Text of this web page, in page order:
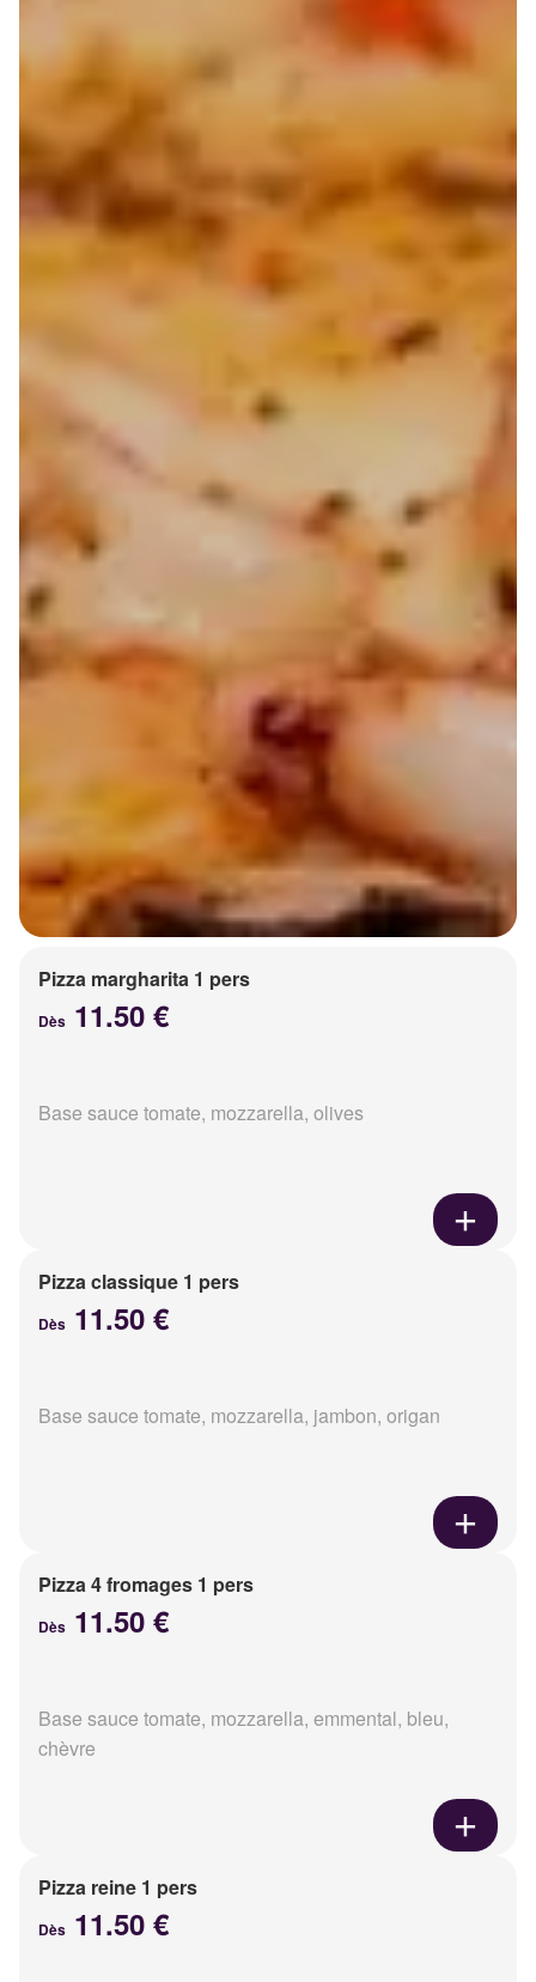
Pizza margharita 1 pers
Dès 11.50 €
Base sauce tomate, mozzarella, olives
Pizza classique 1 pers
Dès 11.50 €
Base sauce tomate, mozzarella, jambon, origan
Pizza 4 fromages 1 pers
Dès 11.50 €
Base sauce tomate, mozzarella, emmental, bleu,
chèvre
Pizza reine 1 pers
Dès 11.50 €